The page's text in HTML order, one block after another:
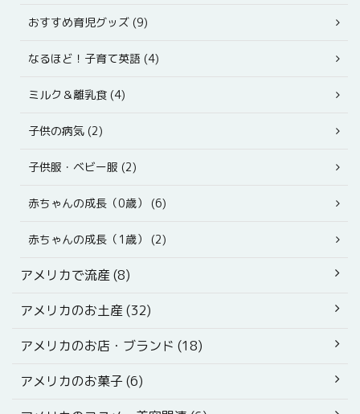
おすすめ育児グッズ (9)
なるほど！子育て英語 (4)
ミルク＆離乳食 (4)
子供の病気 (2)
子供服・ベビー服 (2)
赤ちゃんの成長（0歳） (6)
赤ちゃんの成長（1歳） (2)
アメリカで流産 (8)
アメリカのお土産 (32)
アメリカのお店・ブランド (18)
アメリカのお菓子 (6)